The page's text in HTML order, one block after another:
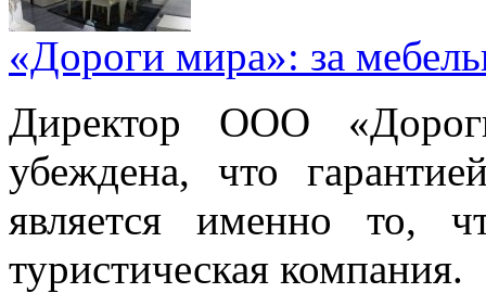
«Дороги мира»: за
Директор ООО
убеждена, что
является именно то,
туристическая компания.